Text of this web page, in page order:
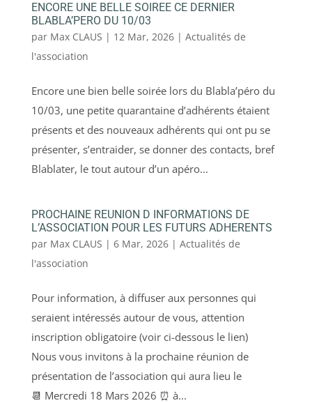
ENCORE UNE BELLE SOIREE CE DERNIER
BLABLA’PERO DU 10/03
par Max CLAUS | 12 Mar, 2026| Actualités de
l'association
Encore une bien belle soirée lors du Blabla’péro du
10/03, une petite quarantaine d’adhérents étaient
présents et des nouveaux adhérents qui ont pu se
présenter, s’entraider, se donner des contacts, bref
Blablater, le tout autour d’un apéro...
PROCHAINE REUNION D INFORMATIONS DE
L’ASSOCIATION POUR LES FUTURS ADHERENTS
par Max CLAUS | 6 Mar, 2026| Actualités de
l'association
Pour information, à diffuser aux personnes qui
seraient intéressés autour de vous, attention
inscription obligatoire (voir ci-dessous le lien)
Nous vous invitons à la prochaine réunion de
présentation de l’association qui aura lieu le
📆 Mercredi 18 Mars 2026 ⏰ à...